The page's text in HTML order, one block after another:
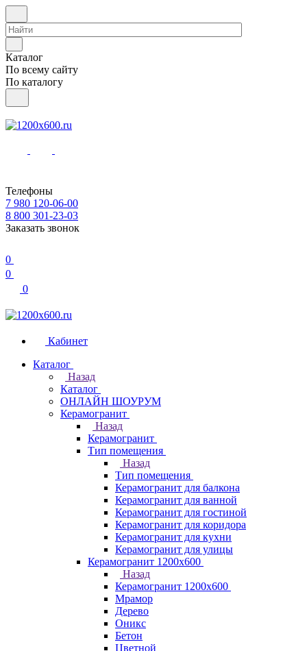
Каталог
По всему сайту
По каталогу
Телефоны
7 980 120-06-00
8 800 301-23-03
Заказать звонок
0
0
0
Кабинет
Каталог
Назад
Каталог
ОНЛАЙН ШОУРУМ
Керамогранит
Назад
Керамогранит
Тип помещения
Назад
Тип помещения
Керамогранит для балкона
Керамогранит для ванной
Керамогранит для гостиной
Керамогранит для коридора
Керамогранит для кухни
Керамогранит для улицы
Керамогранит 1200х600
Назад
Керамогранит 1200х600
Мрамор
Дерево
Оникс
Бетон
Цветной